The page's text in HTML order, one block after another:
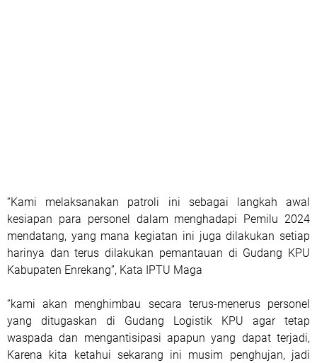
“Kami melaksanakan patroli ini sebagai langkah awal
kesiapan para personel dalam menghadapi Pemilu 2024
mendatang, yang mana kegiatan ini juga dilakukan setiap
harinya dan terus dilakukan pemantauan di Gudang KPU
Kabupaten Enrekang”, Kata IPTU Maga
“kami akan menghimbau secara terus-menerus personel
yang ditugaskan di Gudang Logistik KPU agar tetap
waspada dan mengantisipasi apapun yang dapat terjadi,
Karena kita ketahui sekarang ini musim penghujan, jadi